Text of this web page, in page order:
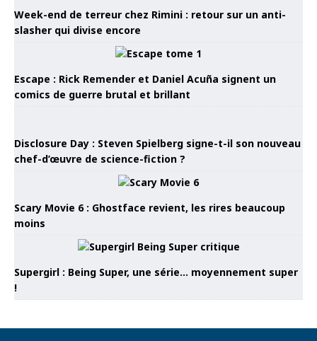
Week-end de terreur chez Rimini : retour sur un anti-
slasher qui divise encore
Escape : Rick Remender et Daniel Acuña signent un
comics de guerre brutal et brillant
Disclosure Day : Steven Spielberg signe-t-il son nouveau
chef-d’œuvre de science-fiction ?
Scary Movie 6 : Ghostface revient, les rires beaucoup
moins
Supergirl : Being Super, une série… moyennement super
!